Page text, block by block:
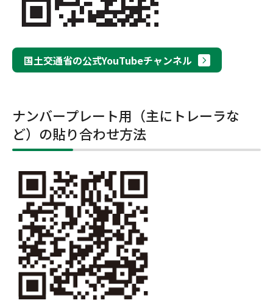
国土交通省の公式YouTubeチャンネル
ナンバープレート用（主にトレーラな
ど）の貼り合わせ方法